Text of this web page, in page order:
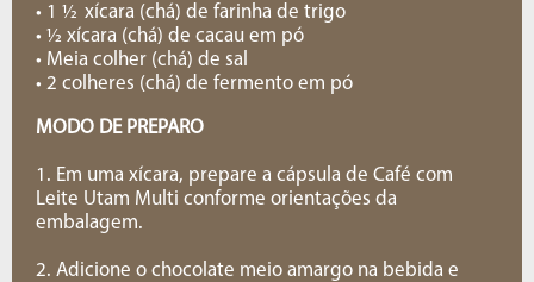
• 1 ½ xícara (chá) de farinha de trigo
• ½ xícara (chá) de cacau em pó
• Meia colher (chá) de sal
• 2 colheres (chá) de fermento em pó
MODO DE PREPARO
1. Em uma xícara, prepare a cápsula de Café com
Leite Utam Multi conforme orientações da
embalagem.
2. Adicione o chocolate meio amargo na bebida e